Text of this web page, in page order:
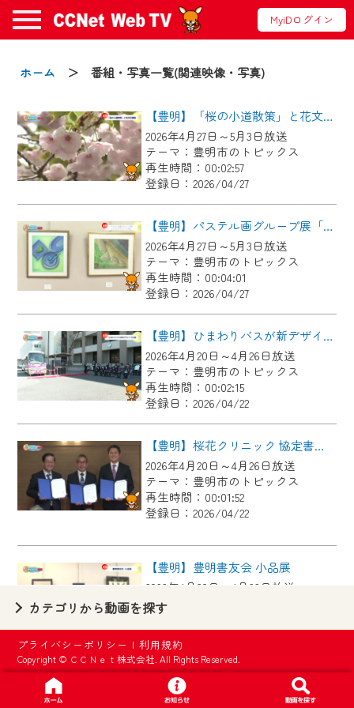
MyiDログイン
ホーム ＞ 番組・写真一覧(関連映像・写真)
【豊明】「桜の小道散策」と花文化講座
2026年4月27日～5月3日放送
テーマ：豊明市のトピックス
再生時間：00:02:57
登録日：2026/04/27
【豊明】パステル画グループ展「パステルアート樹」
2026年4月27日～5月3日放送
テーマ：豊明市のトピックス
再生時間：00:04:01
登録日：2026/04/27
【豊明】ひまわりバスが新デザインで出発
2026年4月20日～4月26日放送
テーマ：豊明市のトピックス
再生時間：00:02:15
登録日：2026/04/22
【豊明】桜花クリニック 協定書調印式
2026年4月20日～4月26日放送
テーマ：豊明市のトピックス
再生時間：00:01:52
登録日：2026/04/22
【豊明】豊明書友会 小品展
2026年4月20日～4月26日放送
テーマ：豊明市のトピックス
再生時間：00:03:46
登録日：2026/04/22
【豊明】令和７年度尾三消防本部ＮＢＣ災害対応訓練
2026年4月13日～4月19日放送
カテゴリから動画を探す
プライバシーポリシー |利用規約
Copyright © ＣＣＮｅｔ株式会社. All Rights Reserved.
お知らせ
2024/09/02
動画配信サービス『CCNet Web TV』は2024
年9月24日からリニューアルします！
【変更点】
◆デザイン変更により、お住まいの地域
の動画コンテンツが一目瞭然。
◆当社アプリやＰＣブラウザから、いつ
でも・どこでも・外出先でも！
CCNetサービスエリア20市町の地域情報
番組をご視聴いただけます！
【ご注意】
2024年9月24日からはご加入者様へのサー
ビス向上のため、
『CCNet Web TV』を利用いただくには、
一部コンテンツを除き、
CCNetサービスへの加入と『CCNetマイ
ページ※』へのログインが必要となりま
す。
いたします。
要となります。
※MyIDとは、CCNet Web TVを含むCCNetの
各種サービスをご利用頂くためのIDです。
IDはお客様が使っているメールアドレス
で設定できます。